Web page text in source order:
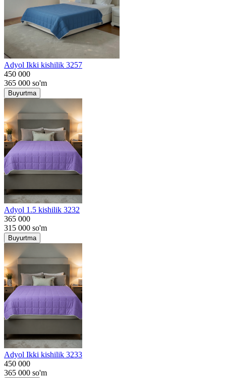
Adyol Ikki kishilik 3257
450 000
365 000 so'm
Buyurtma
Adyol 1.5 kishilik 3232
365 000
315 000 so'm
Buyurtma
Adyol Ikki kishilik 3233
450 000
365 000 so'm